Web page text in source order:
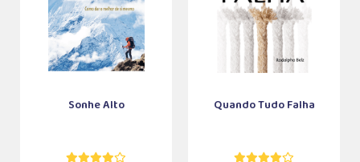
Sonhe Alto Quando Tudo Falha